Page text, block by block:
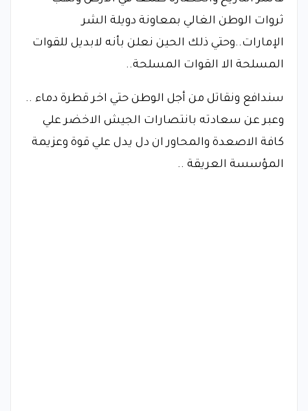
ثروات الوطن الغالي بمعاونة دويلة الشر
الإمارات..وحتي ذلك الحين نعلن بأنه لابديل للقوات
المسلحة الا القوات المسلحة..
سندافع ونقاتل من أجل الوطن حتي اخر قطرة دماء ..
وعبر عن سعادته بانتصارات الجيش الاخضر علي
كافة الاصعدة والمحاور ان دل يدل علي قوة وعزيمة
المؤسسة العريقة ..